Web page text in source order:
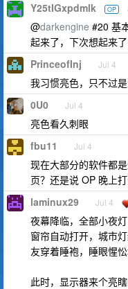
Y25tIGxpdmlk OP
@darkengine #20 基
起来了，下次想起来了
PrinceofInj Jul 4
我习惯亮色，只不过
0U0 Jul 4
亮色看久刺眼
fbu11 Jul 4
现在大部分的软件都
页？还是说 OP 晚上
laminux29 Jul 4
夜幕降临，全部小夜
窗帘自动打开，城市
友穿着睡袍，睡眼惺
此时，显示器来个亮